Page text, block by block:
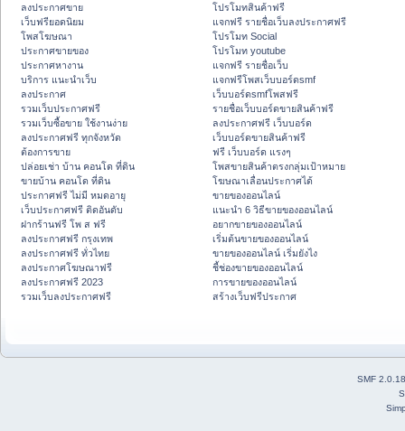
ลงประกาศขาย
เว็บฟรียอดนิยม
โพสโฆษณา
ประกาศขายของ
ประกาศหางาน
บริการ แนะนำเว็บ
ลงประกาศ
รวมเว็บประกาศฟรี
รวมเว็บซื้อขาย ใช้งานง่าย
ลงประกาศฟรี ทุกจังหวัด
ต้องการขาย
ปล่อยเช่า บ้าน คอนโด ที่ดิน
ขายบ้าน คอนโด ที่ดิน
ประกาศฟรี ไม่มี หมดอายุ
เว็บประกาศฟรี ติดอันดับ
ฝากร้านฟรี โพ ส ฟรี
ลงประกาศฟรี กรุงเทพ
ลงประกาศฟรี ทั่วไทย
ลงประกาศโฆษณาฟรี
ลงประกาศฟรี 2023
รวมเว็บลงประกาศฟรี
โปรโมทสินค้าฟรี
แจกฟรี รายชื่อเว็บลงประกาศฟรี
โปรโมท Social
โปรโมท youtube
แจกฟรี รายชื่อเว็บ
แจกฟรีโพสเว็บบอร์ดsmf
เว็บบอร์ดsmfโพสฟรี
รายชื่อเว็บบอร์ดขายสินค้าฟรี
ลงประกาศฟรี เว็บบอร์ด
เว็บบอร์ดขายสินค้าฟรี
ฟรี เว็บบอร์ด แรงๆ
โพสขายสินค้าตรงกลุ่มเป้าหมาย
โฆษณาเลื่อนประกาศได้
ขายของออนไลน์
แนะนำ 6 วิธีขายของออนไลน์
อยากขายของออนไลน์
เริ่มต้นขายของออนไลน์
ขายของออนไลน์ เริ่มยังไง
ชี้ช่องขายของออนไลน์
การขายของออนไลน์
สร้างเว็บฟรีประกาศ
SMF 2.0.18